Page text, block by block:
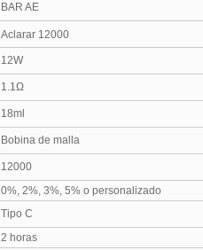
BAR AE
Aclarar 12000
12W
1.1Ω
18ml
Bobina de malla
12000
0%, 2%, 3%, 5% o personalizado
Tipo C
2 horas